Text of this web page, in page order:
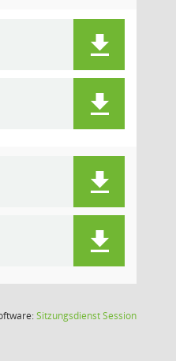
SitzungsdienstSession(Wird in